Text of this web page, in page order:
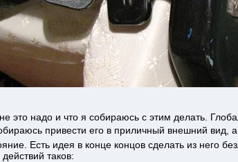
это надо и что я собираюсь с этим делать.
привести его в приличный внешний вид,
Есть идея в конце концов сделать из него
таков: